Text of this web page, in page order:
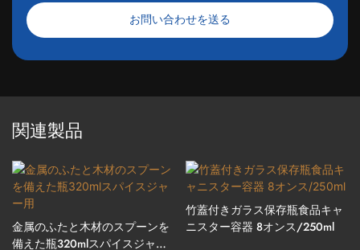
お問い合わせを送る
関連製品
金属のふたと木材のスプーンを
備えた瓶320mlスパイスジャー
竹蓋付きガラス保存瓶食品キャ
ニスター容器 8オンス/250ml